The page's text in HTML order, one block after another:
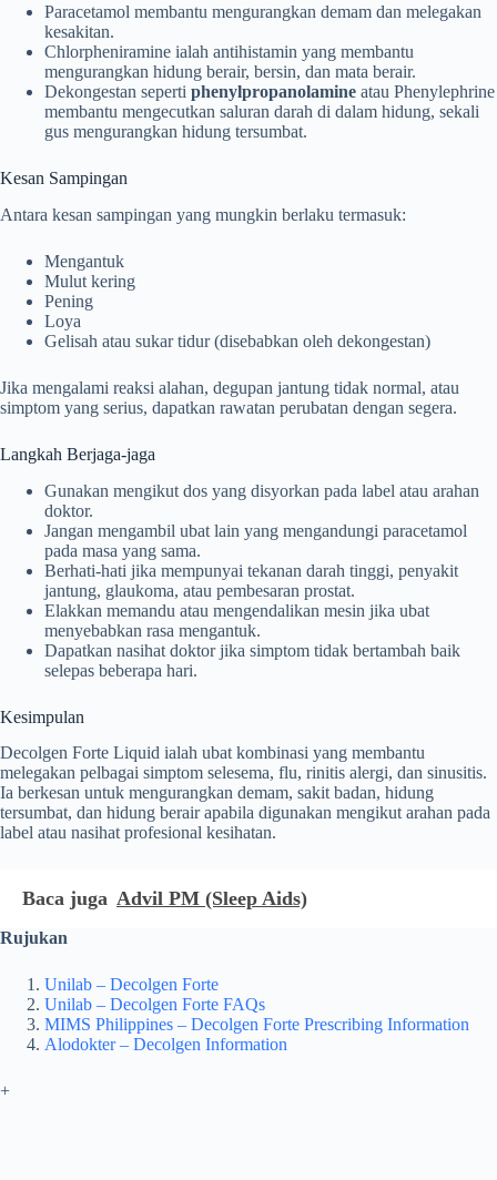
Paracetamol membantu mengurangkan demam dan melegakan
kesakitan.
Chlorpheniramine ialah antihistamin yang membantu
mengurangkan hidung berair, bersin, dan mata berair.
Dekongestan seperti phenylpropanolamine atau Phenylephrine
membantu mengecutkan saluran darah di dalam hidung, sekali
gus mengurangkan hidung tersumbat.
Kesan Sampingan
Antara kesan sampingan yang mungkin berlaku termasuk:
Mengantuk
Mulut kering
Pening
Loya
Gelisah atau sukar tidur (disebabkan oleh dekongestan)
Jika mengalami reaksi alahan, degupan jantung tidak normal, atau
simptom yang serius, dapatkan rawatan perubatan dengan segera.
Langkah Berjaga-jaga
Gunakan mengikut dos yang disyorkan pada label atau arahan
doktor.
Jangan mengambil ubat lain yang mengandungi paracetamol
pada masa yang sama.
Berhati-hati jika mempunyai tekanan darah tinggi, penyakit
jantung, glaukoma, atau pembesaran prostat.
Elakkan memandu atau mengendalikan mesin jika ubat
menyebabkan rasa mengantuk.
Dapatkan nasihat doktor jika simptom tidak bertambah baik
selepas beberapa hari.
Kesimpulan
Decolgen Forte Liquid ialah ubat kombinasi yang membantu
melegakan pelbagai simptom selesema, flu, rinitis alergi, dan sinusitis.
Ia berkesan untuk mengurangkan demam, sakit badan, hidung
tersumbat, dan hidung berair apabila digunakan mengikut arahan pada
label atau nasihat profesional kesihatan.
Baca juga Advil PM (Sleep Aids)
Rujukan
Unilab – Decolgen Forte
Unilab – Decolgen Forte FAQs
MIMS Philippines – Decolgen Forte Prescribing Information
Alodokter – Decolgen Information
+